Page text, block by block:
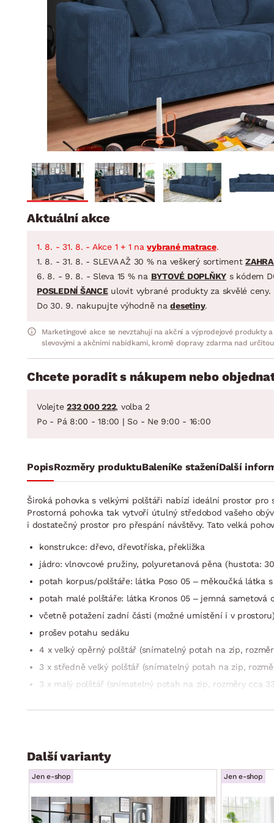
Předsíň, šatna a chodba
Zahrada
Domácnost
BYTOVÝ TEXTIL
Přikrývky
Polštáře
Koberce
Závěsy a žaluzie
Zobrazit vše
STOLOVÁNÍ A
Jídelní servis
Příbory
Hrnce
Pánve
Zobrazit vše
VELIKONOCE
Koupelnové
Jídelní sestavy
Zahradní
Aktuální akce
1. 8. - 31. 8. - Akce 1 + 1 navybrané matrace.
1. 8. - 31. 8. - SLEVA AŽ 30 % na veškerý sortiment
6. 8. - 9. 8. - Sleva 15 % na BYTOVÉ DOPLŇKY s kódem
POSLEDNÍ ŠANCEulovit vybrané produkty za skvělé ceny.
Do 30. 9. nakupujte výhodně nadesetiny.
Marketingové akce se nevztahují na akční a výprodejové produkty
slevovými a akčními nabídkami, kromě dopravy zdarma nad
Chcete poradit s nákupem nebo
Volejte 232 000 222, volba 2
Po - Pá 8:00 - 18:00 | So - Ne 9:00 - 16:00
PopisRozměry produktuBaleníKe staženíDalší
Široká pohovka s velkými polštáři nabízí ideální prostor
Prostorná pohovka tak vytvoří útulný středobod vašeho
i dostatečný prostor pro přespání návštěvy. Tato velká
konstrukce: dřevo, dřevotříska, překližka
jádro: vlnovcové pružiny, polyuretanová pěna (hustota:
potah korpus/polštáře: látka Poso 05 – měkoučká látka
potah malé polštáře: látka Kronos 05 – jemná sametová
včetně potažení zadní části (možné umístění i v prostoru)
prošev potahu sedáku
4 x velký opěrný polštář (snímatelný potah na zip,
3 x středně velký polštář (snímatelný potah na zip,
3 x malý polštář (snímatelný potah na zip, rozměry cca
hloubka sedu včetně polštářů (individuální): cca 60 cm/
výška sedu: 43 cm
celková výška bez polštářů: 73 cm/výška s polštáři: cca 85
nohy: kov, chromový lesk
funkce rozkladu: ne
Další varianty
Jen e-shop Jen e-shop